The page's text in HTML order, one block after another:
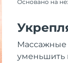
Основано на